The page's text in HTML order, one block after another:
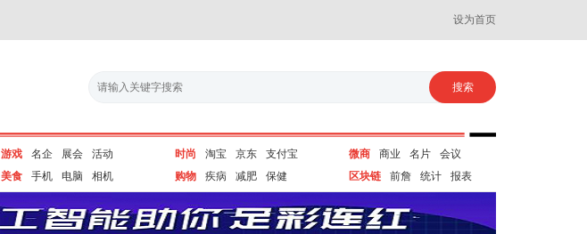
设为首页
游戏 名企 展会
活动
美食
手机 电脑 相机
时尚 淘宝 京东
支付宝
购物
疾病 减肥 保健
微商 商业 名片
会议
区块链
前詹 统计 报表